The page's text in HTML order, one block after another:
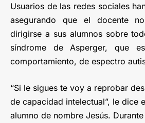
Usuarios de las redes sociales
asegurando que el docente
dirigirse a sus alumnos sobre
síndrome de Asperger, que
comportamiento, de espectro
“Si le sigues te voy a reprobar
de capacidad intelectual”, le dice
alumno de nombre Jesús.